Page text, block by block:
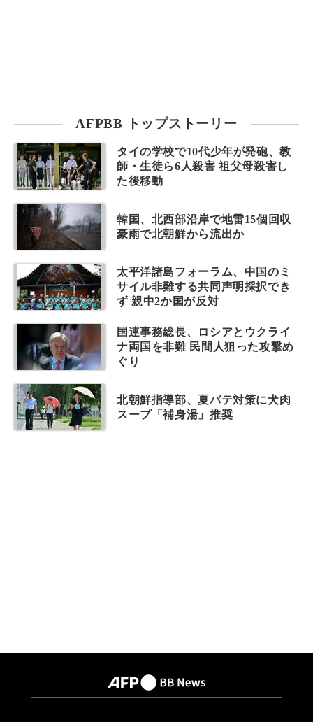
AFPBB トップストーリー
タイの学校で10代少年が発砲、教
師・生徒ら6人殺害 祖父母殺害し
た後移動
韓国、北西部沿岸で地雷15個回収
豪雨で北朝鮮から流出か
太平洋諸島フォーラム、中国のミ
サイル非難する共同声明採択でき
ず 親中2か国が反対
国連事務総長、ロシアとウクライ
ナ両国を非難 民間人狙った攻撃め
ぐり
北朝鮮指導部、夏バテ対策に犬肉
スープ「補身湯」推奨